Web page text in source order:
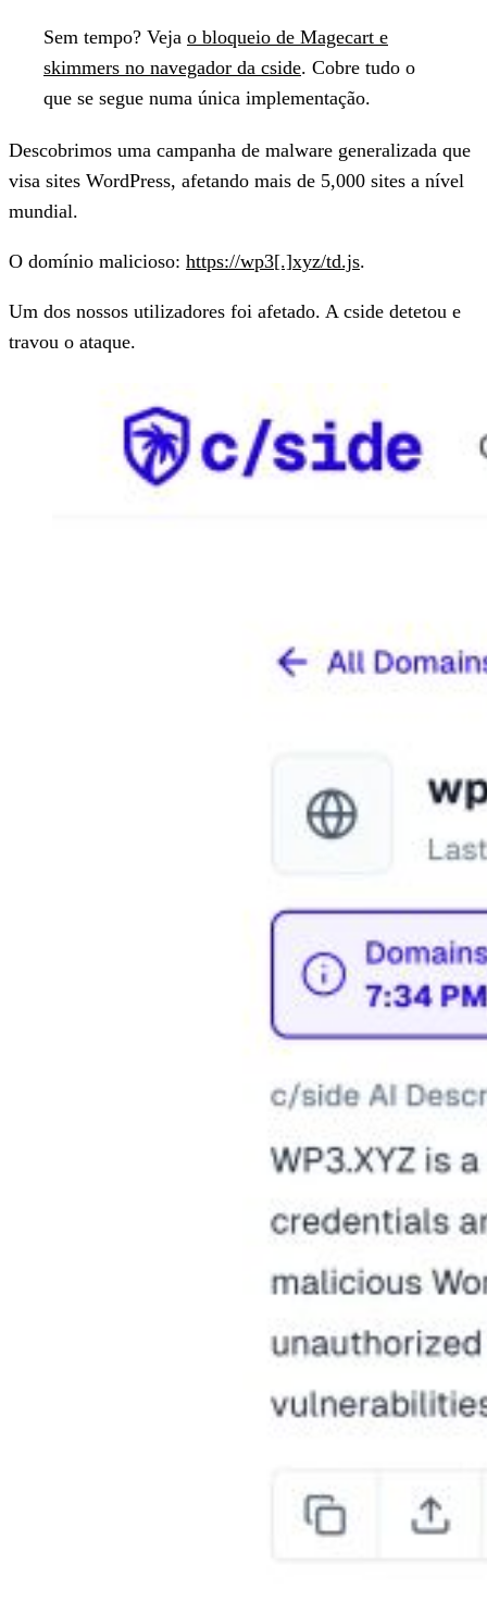
Sem tempo? Veja o bloqueio de Magecart e
skimmers no navegador da cside. Cobre tudo o
que se segue numa única implementação.
Descobrimos uma campanha de malware generalizada que
visa sites WordPress, afetando mais de 5,000 sites a nível
mundial.
O domínio malicioso: https://wp3[.]xyz/td.js.
Um dos nossos utilizadores foi afetado. A cside detetou e
travou o ataque.